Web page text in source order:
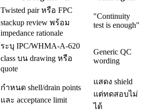
Twisted pair หรือ FPC
stackup review พร้อม
impedance rationale
"Continuity
test is enough"
ระบุ IPC/WHMA-A-620
class บน drawing หรือ
quote
Generic QC
wording
กำหนด shell/drain points
และ acceptance limit
แสดง shield
แต่ทดสอบไม่
ได้